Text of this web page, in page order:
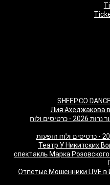
SHEEP.CO
Лия Ахеджакова
משופן ועד AC/DC - מופע פסנתר לאור נרות 2026 - כרטיסים ולוח
"Театр У Никитских
спектакль Марка
Отпетые Мошенники LIVE в